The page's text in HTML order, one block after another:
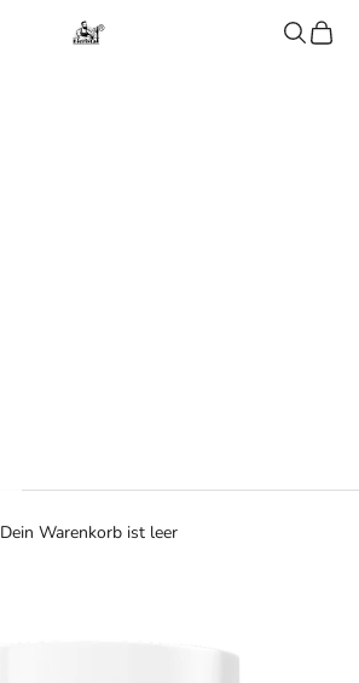
Bierista
Suchen
Dein Warenkorb ist leer